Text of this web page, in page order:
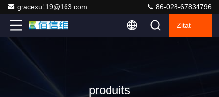
gracexu119@163.com 86-028-67834796
Zitat
produits